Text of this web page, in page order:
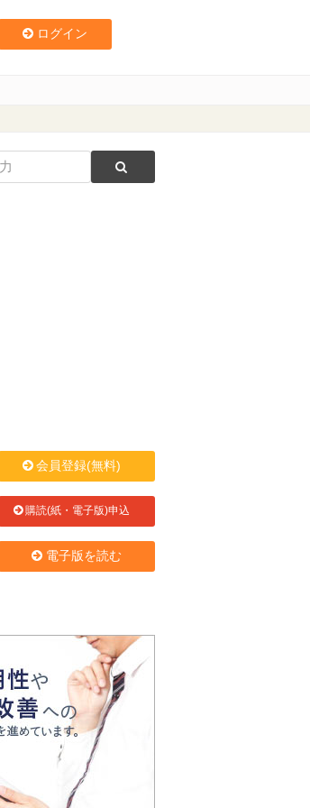
ログイン
会員登録(無料)
購読(紙・電子版)申込
電子版を読む